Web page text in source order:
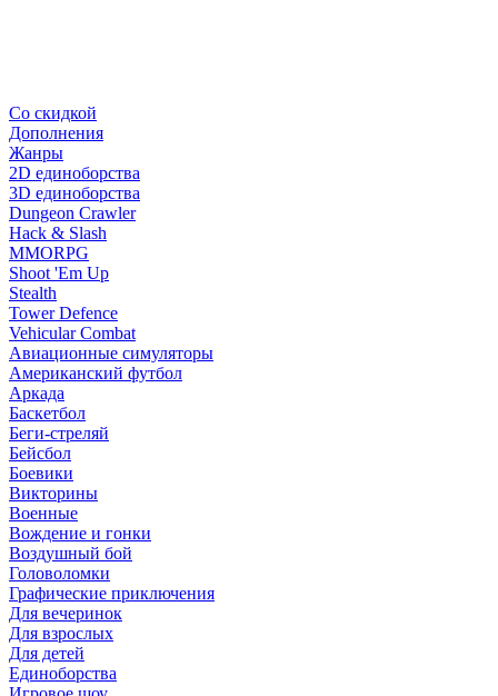
Со скидкой
Дополнения
Жанры
2D единоборства
3D единоборства
Dungeon Crawler
Hack & Slash
MMORPG
Shoot 'Em Up
Stealth
Tower Defence
Vehicular Combat
Авиационные симуляторы
Американский футбол
Аркада
Баскетбол
Беги-стреляй
Бейсбол
Боевики
Викторины
Военные
Вождение и гонки
Воздушный бой
Головоломки
Графические приключения
Для вечеринок
Для взрослых
Для детей
Единоборства